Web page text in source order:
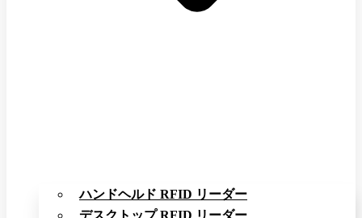
ハンドヘルド RFID リーダー
デスクトップ RFID リーダー